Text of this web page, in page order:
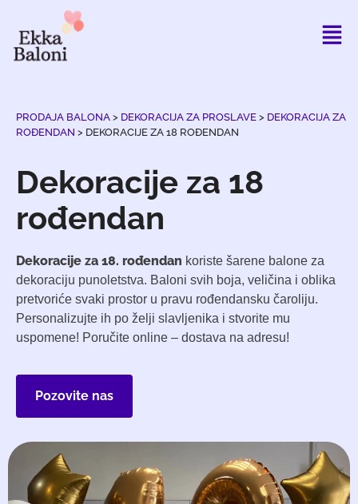
PRODAJA BALONA > DEKORACIJA ZA PROSLAVE > DEKORACIJA ZA
ROĐENDAN > DEKORACIJE ZA 18 ROĐENDAN
Dekoracije za 18
rođendan
Dekoracije za 18. rođendan koriste šarene balone za
dekoraciju punoletstva. Baloni svih boja, veličina i oblika
pretvoriće svaki prostor u pravu rođendansku čaroliju.
Personalizujte ih po želji slavljenika i stvorite mu
uspomene! Poručite online – dostava na adresu!
Pozovite nas